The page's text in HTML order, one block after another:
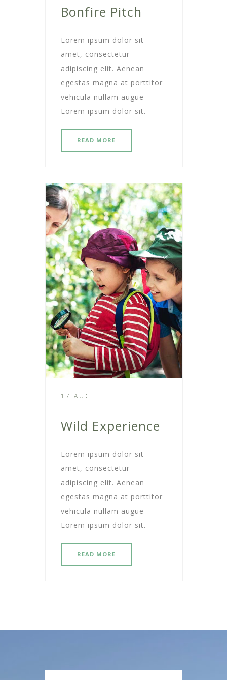
Bonfire Pitch
Lorem ipsum dolor sit
amet, consectetur
adipiscing elit. Aenean
egestas magna at porttitor
vehicula nullam augue
Lorem ipsum dolor sit.
READ MORE
17 AUG
Wild Experience
Lorem ipsum dolor sit
amet, consectetur
adipiscing elit. Aenean
egestas magna at porttitor
vehicula nullam augue
Lorem ipsum dolor sit.
READ MORE